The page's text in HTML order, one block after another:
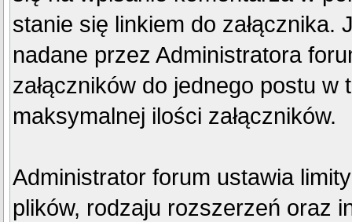
stanie się linkiem do
nadane przez Administratora
załączników do jednego postu
maksymalnej ilości załączników.
Administrator forum ustawia
plików, rodzaju rozszerzeń oraz